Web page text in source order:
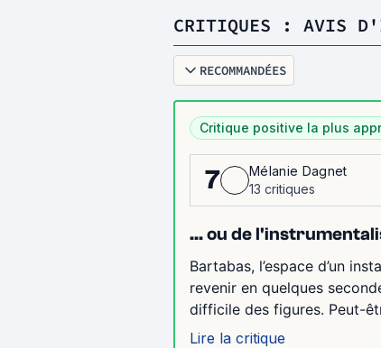
CRITIQUES : AVIS
RECOMMANDÉES
Critique positive la plus
7
Mélanie Dagnet
13 critiques
... ou de
Bartabas, l’espace d’un
revenir en quelques
difficile des figures. Peut-
Lire la critique